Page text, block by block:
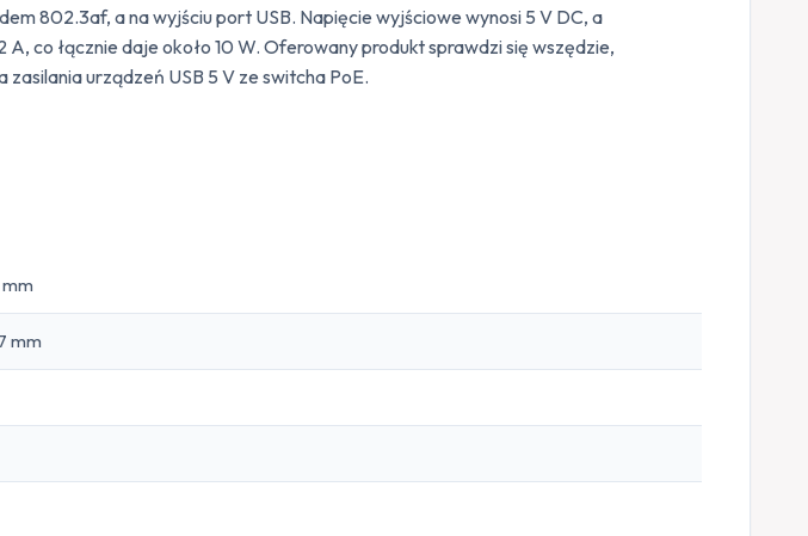
802.3af, a na wyjściu port USB. Napięcie wyjściowe wynosi 5 V DC, a
A, co łącznie daje około 10 W. Oferowany produkt sprawdzi się wszędzie,
urządzeń USB 5 V ze switcha PoE.
mm